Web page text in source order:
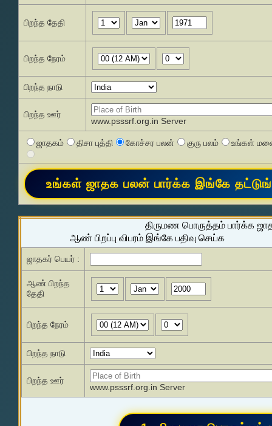
பிறந்த தேதி
பிறந்த நேரம்
பிறந்த நாடு
பிறந்த ஊர்
www.psssrf.org.in Server
ஜாதகம் திசா புத்தி கோச்சர பலன் குரு பலம் உங்கள்
திருமண பொருத்தம் பார்க்க
ஆண் பிறப்பு விபரம் இங்கே பதிவு செய்க
ஜாதகர் பெயர் :
ஆண் பிறந்த
தேதி
பிறந்த நேரம்
பிறந்த நாடு
பிறந்த ஊர்
www.psssrf.org.in Server